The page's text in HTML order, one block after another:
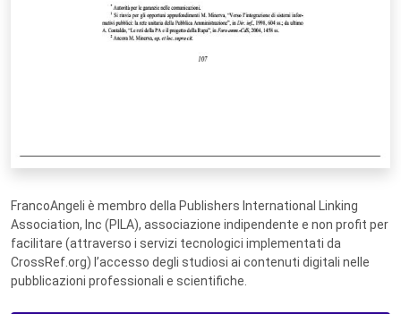
FrancoAngeli è membro della Publishers International Linking
Association, Inc (PILA), associazione indipendente e non profit per
facilitare (attraverso i servizi tecnologici implementati da
CrossRef.org) l’accesso degli studiosi ai contenuti digitali nelle
pubblicazioni professionali e scientifiche.